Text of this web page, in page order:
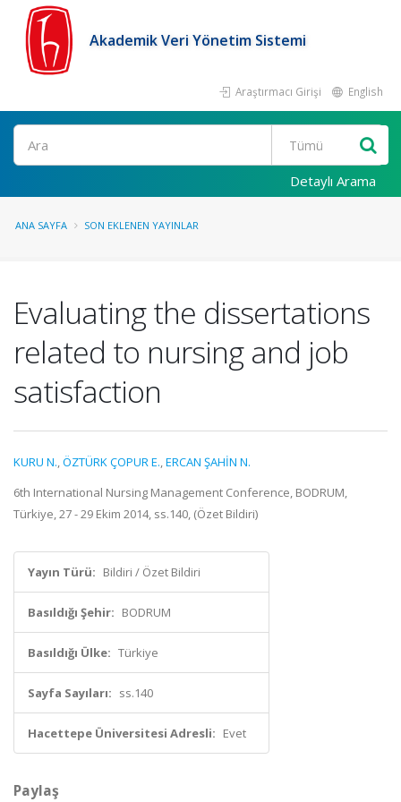
Akademik Veri Yönetim Sistemi
Araştırmacı Girişi English
Ara
Detaylı Arama
ANA SAYFA SON EKLENEN YAYINLAR
Evaluating the dissertations
related to nursing and job
satisfaction
KURU N.,ÖZTÜRK ÇOPUR E.,ERCAN ŞAHİN N.
6th International Nursing Management Conference, BODRUM,
Türkiye, 27 - 29 Ekim 2014, ss.140, (Özet Bildiri)
Yayın Türü: Bildiri / Özet Bildiri
Basıldığı Şehir: BODRUM
Basıldığı Ülke: Türkiye
Sayfa Sayıları: ss.140
Hacettepe Üniversitesi Adresli: Evet
Paylaş